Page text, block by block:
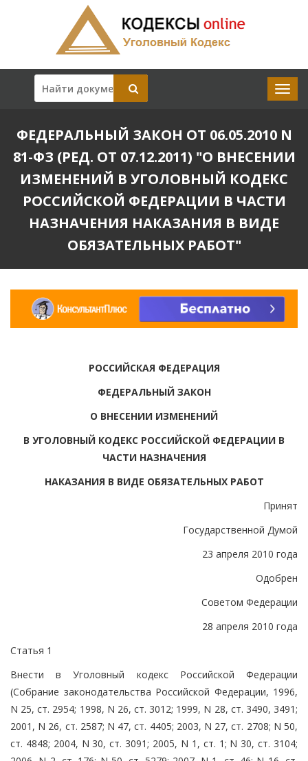
ФЕДЕРАЛЬНЫЙ ЗАКОН ОТ 06.05.2010 N
81-ФЗ (РЕД. ОТ 07.12.2011) "О ВНЕСЕНИИ
ИЗМЕНЕНИЙ В УГОЛОВНЫЙ КОДЕКС
РОССИЙСКОЙ ФЕДЕРАЦИИ В ЧАСТИ
НАЗНАЧЕНИЯ НАКАЗАНИЯ В ВИДЕ
ОБЯЗАТЕЛЬНЫХ РАБОТ"
РОССИЙСКАЯ ФЕДЕРАЦИЯ
ФЕДЕРАЛЬНЫЙ ЗАКОН
О ВНЕСЕНИИ ИЗМЕНЕНИЙ
В УГОЛОВНЫЙ КОДЕКС РОССИЙСКОЙ ФЕДЕРАЦИИ В
ЧАСТИ НАЗНАЧЕНИЯ
НАКАЗАНИЯ В ВИДЕ ОБЯЗАТЕЛЬНЫХ РАБОТ
Принят
Государственной Думой
23 апреля 2010 года
Одобрен
Советом Федерации
28 апреля 2010 года
Статья 1
Внести в Уголовный кодекс Российской Федерации
(Собрание законодательства Российской Федерации, 1996,
N 25, ст. 2954; 1998, N 26, ст. 3012; 1999, N 28, ст. 3490, 3491;
2001, N 26, ст. 2587; N 47, ст. 4405; 2003, N 27, ст. 2708; N 50,
ст. 4848; 2004, N 30, ст. 3091; 2005, N 1, ст. 1; N 30, ст. 3104;